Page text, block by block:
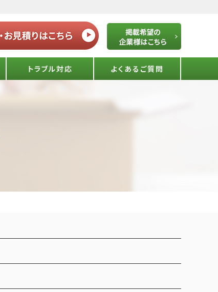
トラブル対応 よくあるご質問